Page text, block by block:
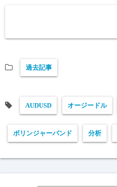
過去記事
AUDUSD オージードル
ボリンジャーバンド 分析